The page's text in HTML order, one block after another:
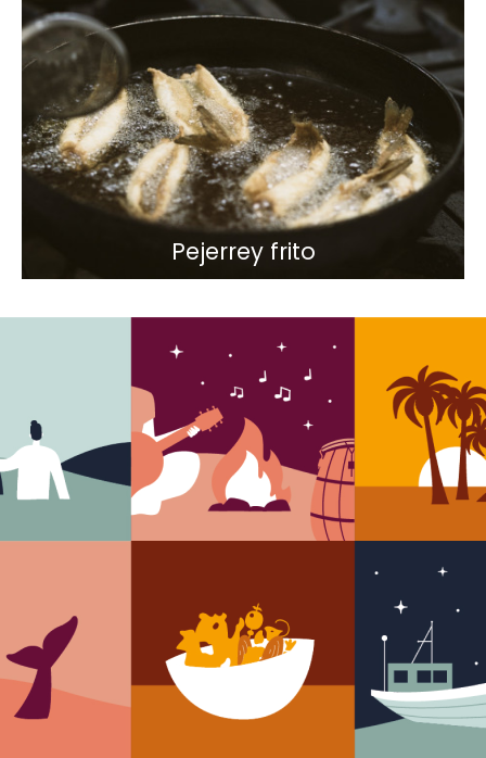
Pejerrey frito